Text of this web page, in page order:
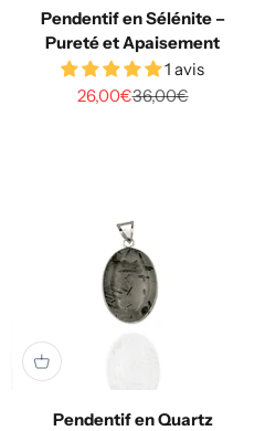
Pendentif en Sélénite –
Pureté et Apaisement
1 avis
Prix de vente
26,00€Prix normal
36,00€
Pendentif en Quartz